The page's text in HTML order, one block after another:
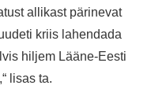
allikast pärinevat
kriis lahendada
hiljem Lääne-Eesti
lisas ta.